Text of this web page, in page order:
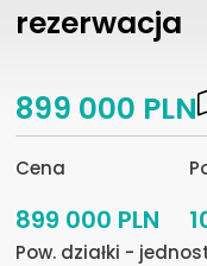
rezerwacja
899 000 PLN
Cena
899 000 PLN
Pow. działki -